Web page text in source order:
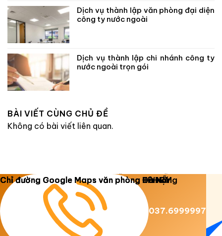
Dịch vụ thành lập văn phòng đại diện
công ty nước ngoài
Dịch vụ thành lập chi nhánh công ty
nước ngoài trọn gói
BÀI VIẾT CÙNG CHỦ ĐỀ
Không có bài viết liên quan.
Copyright 2026 © Luật Dương Gia